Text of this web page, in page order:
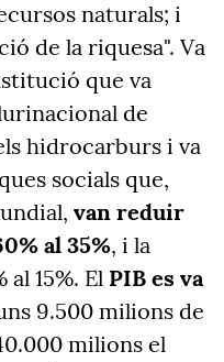
naturals; i
de la riquesa". Va
que va
de
hidrocarburs i va
socials que,
van reduir
al 35%, i la
15%. El PIB es va
9.500 milions de
milions el